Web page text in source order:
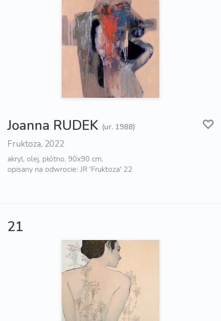
Joanna RUDEK (ur. 1988)
Fruktoza, 2022
akryl, olej, płótno, 90x90 cm,
opisany na odwrocie: JR 'Fruktoza' 22
21